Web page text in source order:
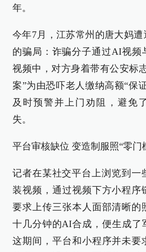
年。
今年7月，江苏常州的唐大妈
的骗局：诈骗分子通过AI视频
视频中，对方身着带有公安标
案”为由恐吓老人缴纳高额“保
及时预警并上门劝阻，避免
失。
平台审核缺位 变造制服照“零门
记者在某社交平台上浏览到一
装视频，通过视频下方小程序
要求上传三张本人面部清晰的
十几分钟的AI合成，便生成了
这期间，平台和小程序并未要